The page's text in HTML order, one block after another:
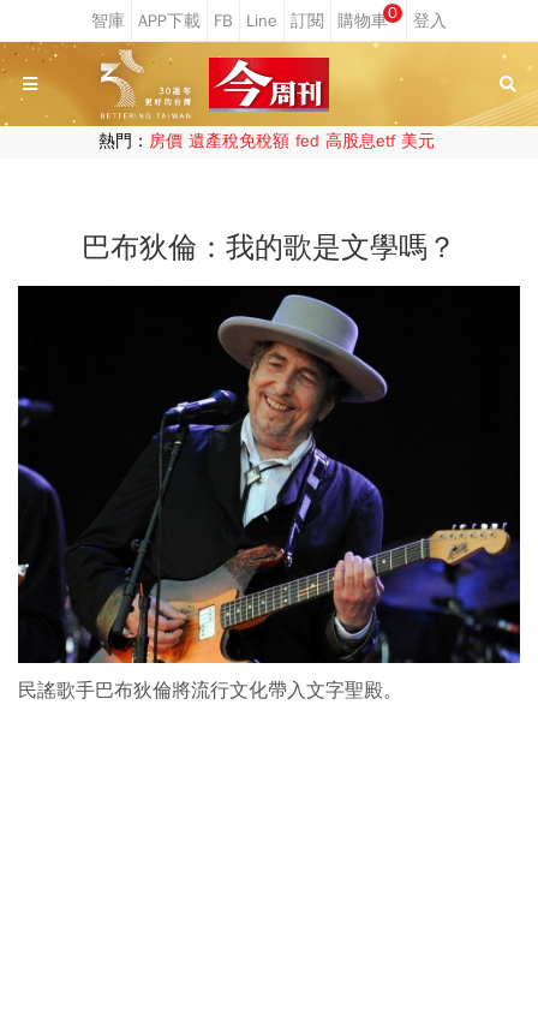
0
熱門： 房價 遺產稅免稅額 fed 高股息etf 美元
巴布狄倫：我的歌是文學嗎？
民謠歌手巴布狄倫將流行文化帶入文字聖殿。